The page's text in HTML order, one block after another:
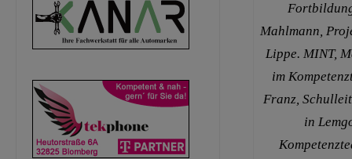
Mahlmann,
Lippe. MINT,
im
Franz,
in